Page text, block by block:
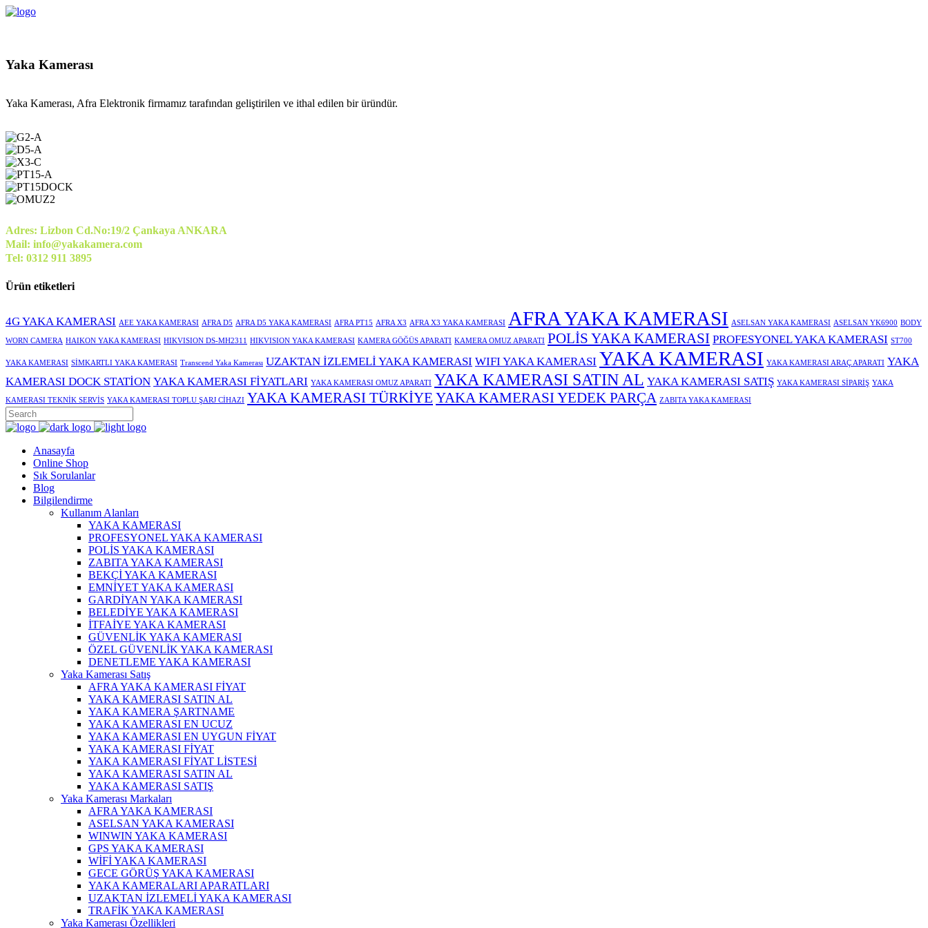
Yaka Kamerası
Yaka Kamerası, Afra Elektronik firmamız tarafından geliştirilen ve ithal edilen bir üründür.
Adres: Lizbon Cd.No:19/2 Çankaya ANKARA
Mail: info@yakakamera.com
Tel: 0312 911 3895
Ürün etiketleri
4G YAKA KAMERASI AEE YAKA KAMERASI AFRA D5 AFRA D5 YAKA KAMERASI AFRA PT15 AFRA X3 AFRA X3 YAKA KAMERASI AFRA YAKA KAMERASI ASELSAN YAKA KAMERASI ASELSAN YK6900 BODY
WORN CAMERA HAIKON YAKA KAMERASI HIKVISION DS-MH2311 HIKVISION YAKA KAMERASI KAMERA GÖĞÜS APARATI KAMERA OMUZ APARATI POLİS YAKA KAMERASI PROFESYONEL YAKA KAMERASI ST700
YAKA KAMERASI SİMKARTLI YAKA KAMERASI Transcend Yaka Kamerası UZAKTAN İZLEMELİ YAKA KAMERASI WIFI YAKA KAMERASI YAKA KAMERASI YAKA KAMERASI ARAÇ APARATI YAKA
KAMERASI DOCK STATİON YAKA KAMERASI FİYATLARI YAKA KAMERASI OMUZ APARATI YAKA KAMERASI SATIN AL YAKA KAMERASI SATIŞ YAKA KAMERASI SİPARİŞ YAKA
KAMERASI TEKNİK SERVİS YAKA KAMERASI TOPLU ŞARJ CİHAZI YAKA KAMERASI TÜRKİYE YAKA KAMERASI YEDEK PARÇA ZABITA YAKA KAMERASI
Anasayfa
Online Shop
Sık Sorulanlar
Blog
Bilgilendirme
Kullanım Alanları
YAKA KAMERASI
PROFESYONEL YAKA KAMERASI
POLİS YAKA KAMERASI
ZABITA YAKA KAMERASI
BEKÇİ YAKA KAMERASI
EMNİYET YAKA KAMERASI
GARDİYAN YAKA KAMERASI
BELEDİYE YAKA KAMERASI
İTFAİYE YAKA KAMERASI
GÜVENLİK YAKA KAMERASI
ÖZEL GÜVENLİK YAKA KAMERASI
DENETLEME YAKA KAMERASI
Yaka Kamerası Satış
AFRA YAKA KAMERASI FİYAT
YAKA KAMERASI SATIN AL
YAKA KAMERA ŞARTNAME
YAKA KAMERASI EN UCUZ
YAKA KAMERASI EN UYGUN FİYAT
YAKA KAMERASI FİYAT
YAKA KAMERASI FİYAT LİSTESİ
YAKA KAMERASI SATIN AL
YAKA KAMERASI SATIŞ
Yaka Kamerası Markaları
AFRA YAKA KAMERASI
ASELSAN YAKA KAMERASI
WINWIN YAKA KAMERASI
GPS YAKA KAMERASI
WİFİ YAKA KAMERASI
GECE GÖRÜŞ YAKA KAMERASI
YAKA KAMERALARI APARATLARI
UZAKTAN İZLEMELİ YAKA KAMERASI
TRAFİK YAKA KAMERASI
Yaka Kamerası Özellikleri